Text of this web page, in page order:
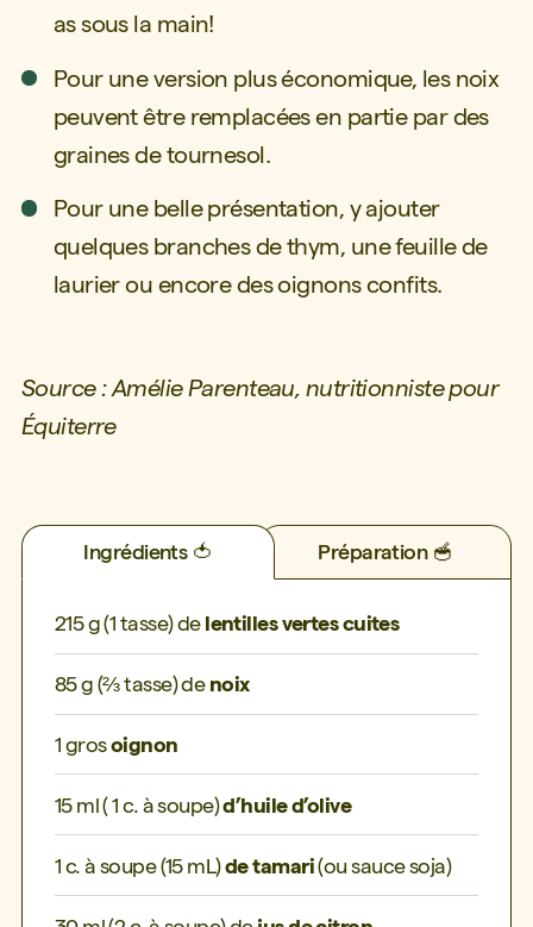
as sous la main!
Pour une version plus économique, les noix
peuvent être remplacées en partie par des
graines de tournesol.
Pour une belle présentation, y ajouter
quelques branches de thym, une feuille de
laurier ou encore des oignons confits.
Source : Amélie Parenteau, nutritionniste pour
Équiterre
Ingrédients 🍅 Préparation 🥣
215 g (1 tasse) de lentilles vertes cuites
85 g (⅔ tasse) de noix
1 grosoignon
15 ml ( 1 c. à soupe)d’huile d’olive
1 c. à soupe (15 mL)de tamari(ou sauce soja)